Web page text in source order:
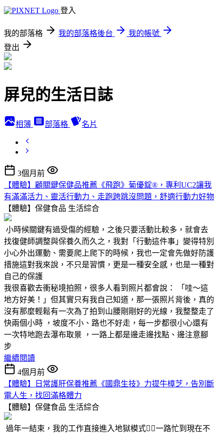
登入
我的部落格 我的部落格後台
我的帳號
登出
屏兒的生活日誌
相簿 部落格 名片
3個月前
【體驗】顧關鍵保健品推薦《飛跑》葡優錠®，專利UC2讓我
有滿滿活力、靈活行動力、走跑跨跳沒問題，舒適行動力好物
【體驗】保健食品 生活綜合
小時候關鍵有過受傷的經驗，之後只要活動比較多，就會去
找復健師調整與保養久而久之，我對「行動這件事」變得特別
小心外出運動、需要爬上爬下的時候，我也一定會先做好防護
措施這對我來說，不只是習慣，更是一種安全感，也是一種對
自己的保護
我很喜歡去衝秘境拍照，很多人看到照片都會說： 「哇～這
地方好美！」但其實只有我自己知道，那一張照片背後，真的
沒有那麼輕鬆有一次為了拍到山腰剛剛好的光線，我整整走了
快兩個小時 ，坡度不小、路也不好走，每一步都很小心還有
一次特地跑去瀑布取景 ，一路上都是邊走邊找點、邊注意腳
步
繼續閱讀
4個月前
【體驗】日常護肝保養推薦《國鼎生技》力提牛樟芝，告別斷
電人生，找回滿格體力
【體驗】保健食品 生活綜合
過年一結束，我的工作直接進入地獄模式😵‍💫一路忙到現在不